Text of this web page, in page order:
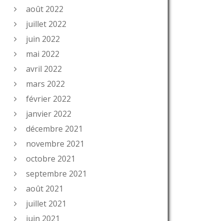
août 2022
juillet 2022
juin 2022
mai 2022
avril 2022
mars 2022
février 2022
janvier 2022
décembre 2021
novembre 2021
octobre 2021
septembre 2021
août 2021
juillet 2021
juin 2021